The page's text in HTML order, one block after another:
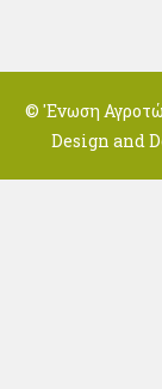
© 'Ενωση
Design and